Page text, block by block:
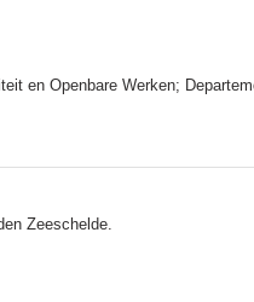
en Openbare Werken;
Zeeschelde.